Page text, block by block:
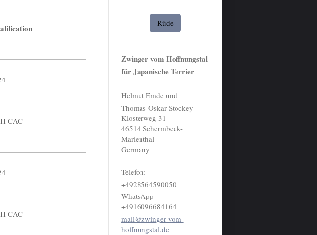
CAC
CAC
Rüde
Zwinger vom Hoffnungstal
für Japanische Terrier
Helmut Emde und
Thomas-Oskar Stockey
Klosterweg 31
46514 Schermbeck-
Marienthal
Germany
Telefon:
+4928564590050
WhatsApp
+4916096684164
mail@zwinger-vom-
hoffnungstal.de